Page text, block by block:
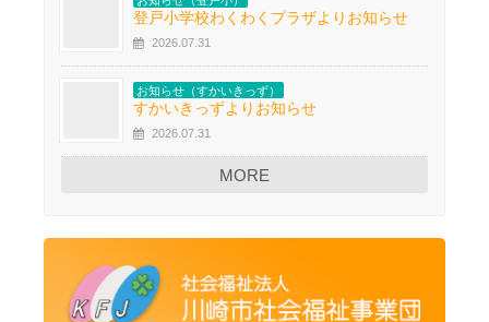
登戸小学校わくわくプラザよりお知らせ
2026.07.31
お知らせ（すかいきっず）
すかいきっずよりお知らせ
2026.07.31
MORE